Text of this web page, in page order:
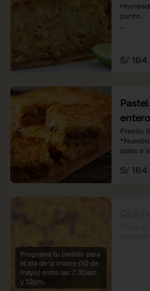
punto.
S/
Precio:
soles e
S/
Programa tu pedido para
el dia de la madre (10 de
mayo) entre las 7:30am
y 12pm.